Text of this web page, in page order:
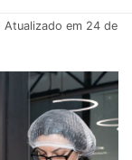
Atualizado em 24 de